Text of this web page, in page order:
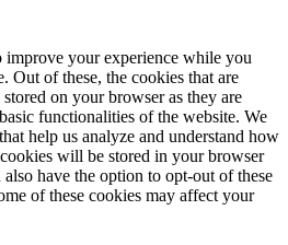
improve your experience while you
Out of these, the cookies that are
stored on your browser as they are
functionalities of the website. We
help us analyze and understand how
will be stored in your browser
have the option to opt-out of these
of these cookies may affect your